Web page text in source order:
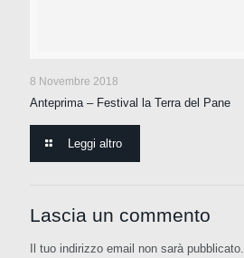
8 Novembre 2018
Anteprima – Festival la Terra del Pane
Leggi altro
Lascia un commento
Il tuo indirizzo email non sarà pubblicato.